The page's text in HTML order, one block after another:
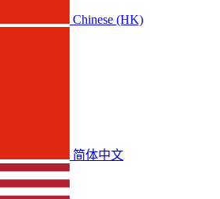
Chinese (HK)
简体中文